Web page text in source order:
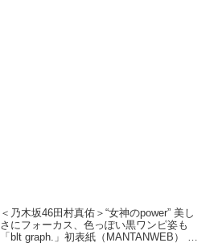
＜乃木坂46田村真佑＞“女神のpower” 美し
さにフォーカス、色っぽい黒ワンピ姿も
「blt graph.」初表紙（MANTANWEB） –